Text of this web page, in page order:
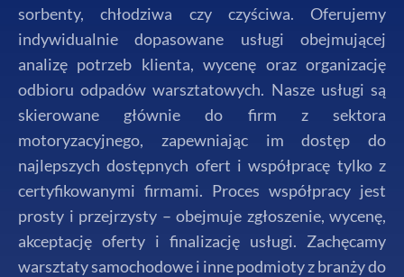
sorbenty, chłodziwa czy czyściwa. Oferujemy
indywidualnie dopasowane usługi obejmującej
analizę potrzeb klienta, wycenę oraz organizację
odbioru odpadów warsztatowych. Nasze usługi są
skierowane głównie do firm z sektora
motoryzacyjnego, zapewniając im dostęp do
najlepszych dostępnych ofert i współpracę tylko z
certyfikowanymi firmami. Proces współpracy jest
prosty i przejrzysty – obejmuje zgłoszenie, wycenę,
akceptację oferty i finalizację usługi. Zachęcamy
warsztaty samochodowe i inne podmioty z branży do